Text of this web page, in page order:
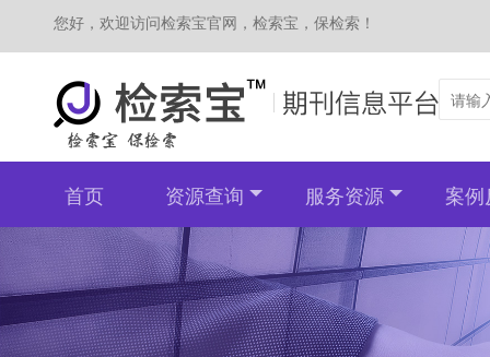
您好，欢迎访问检索宝官网，检索宝，保检索！
首页 资源查询 服务资源 案